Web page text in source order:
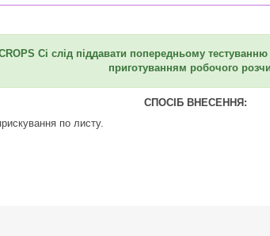
Сі слід піддавати попередньому
приготуванням робочого
СПОСІБ ВНЕСЕННЯ:
по листу.